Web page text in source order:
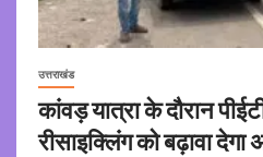
उत्तराखंड
कांवड़ यात्रा के दौरान
रीसाइक्लिंग को बढ़ावा